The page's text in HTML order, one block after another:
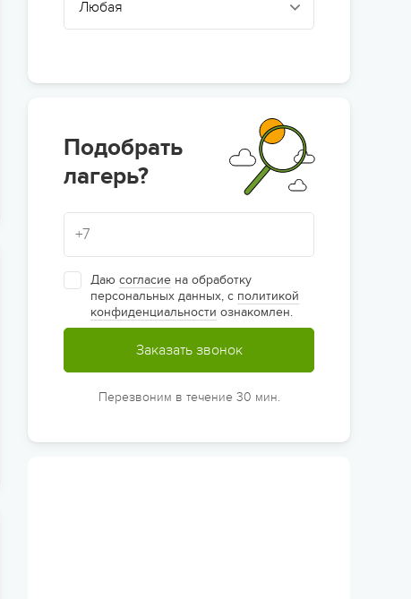
Подобрать
лагерь?
Даю согласие на обработку
персональных данных, с политикой
конфиденциальности ознакомлен.
Заказать звонок
Перезвоним в течение 30 мин.